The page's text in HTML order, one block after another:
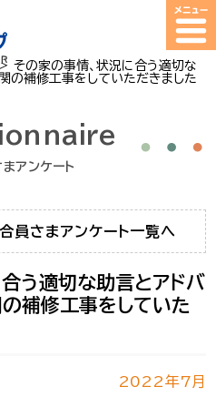
その家の事情、状況に合う適切な
の補修工事をしていただきました
アンケート
員さまアンケート一覧へ
う適切な助言とアドバ
補修工事をしていた
2022年7月